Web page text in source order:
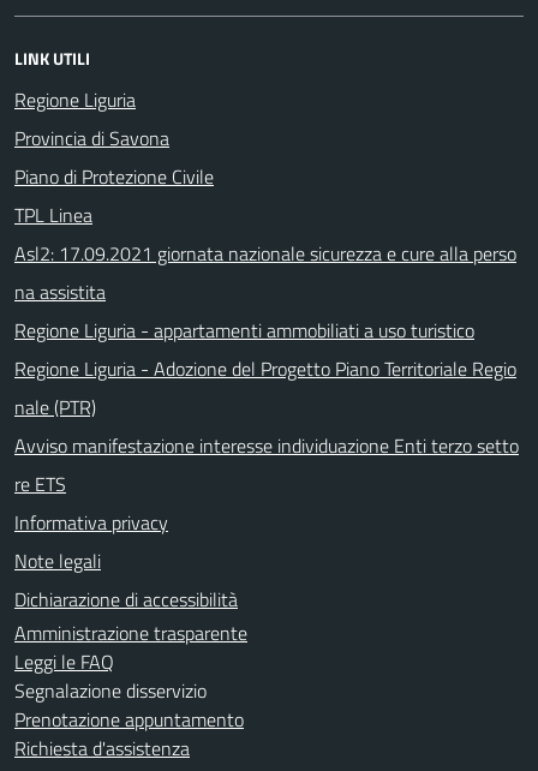
LINK UTILI
Regione Liguria
Provincia di Savona
Piano di Protezione Civile
TPL Linea
Asl2: 17.09.2021 giornata nazionale sicurezza e cure alla perso
na assistita
Regione Liguria - appartamenti ammobiliati a uso turistico
Regione Liguria - Adozione del Progetto Piano Territoriale Regio
nale (PTR)
Avviso manifestazione interesse individuazione Enti terzo setto
re ETS
Informativa privacy
Note legali
Dichiarazione di accessibilità
Amministrazione trasparente
Leggi le FAQ
Segnalazione disservizio
Prenotazione appuntamento
Richiesta d'assistenza